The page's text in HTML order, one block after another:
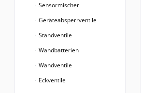
Sensormischer
Geräteabsperrventile
Standventile
Wandbatterien
Wandventile
Eckventile